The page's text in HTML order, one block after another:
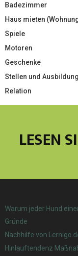
Badezimmer
Haus mieten
Spiele
Motoren
Geschenke
Stellen und
Relation
LESEN
Warum jeder Hund
Gründe
Nachhilfe von
Hinlauftendenz